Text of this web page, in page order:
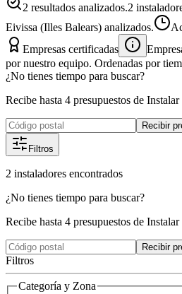
2 resultados analizados.2
Eivissa (Illes Balears) analizados.
Empresas certificadas
por nuestro equipo. Ordenadas por
¿No tienes tiempo para buscar?
Recibe hasta 4 presupuestos de
Recibir
Filtros
2 instaladores encontrados
¿No tienes tiempo para buscar?
Recibe hasta 4 presupuestos de
Recibir
Filtros
Categoría y Zona